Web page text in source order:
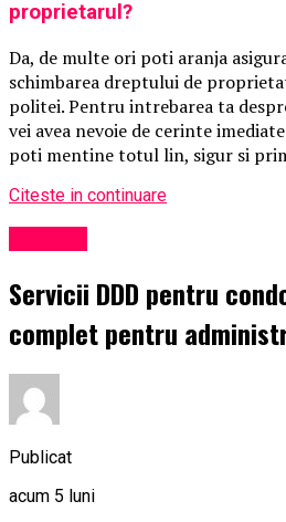
proprietarul?
Da, de multe ori poti aranja
schimbarea dreptului de
politei. Pentru intrebarea ta
vei avea nevoie de cerinte
poti mentine totul lin, sigur si
Citeste in continuare
Servicii DDD pentru
complet pentru
Publicat
acum 5 luni